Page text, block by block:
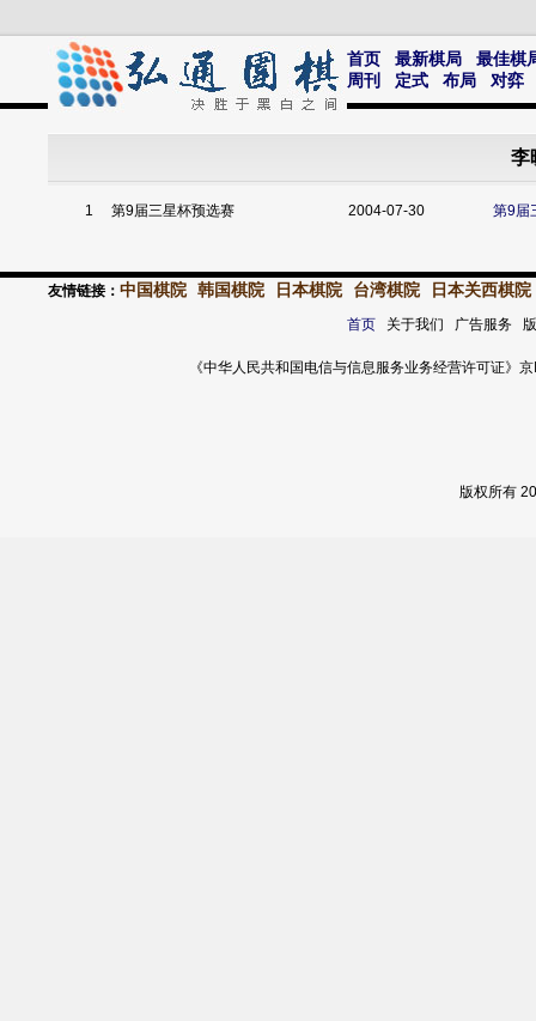
首页 最新棋局
最佳棋
周刊
定式 布局 对弈
李
1 第9届三星杯预选赛 2004-07-30 第9届
友情链接： 中国棋院 韩国棋院 日本棋院 台湾棋院 日本关西棋院
首页关于我们 广告服务
《中华人民共和国电信与信息服务业务经营许可证
版权所有